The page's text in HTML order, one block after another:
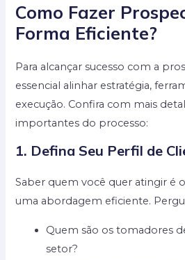
Como Fazer
Forma Eficiente?
Para alcançar sucesso com a
essencial alinhar estratégia,
execução. Confira com mais
importantes do processo:
1. Defina Seu Perfil de
Saber quem você quer atingir é
uma abordagem eficiente.
Quem são os tomadores
setor?